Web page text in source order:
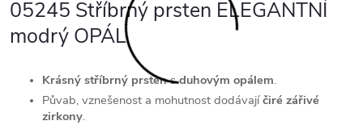
05245 Stříbrný prsten ELEGANTNÍ
modrý OPÁL
Krásný stříbrný prstensduhovým opálem.
Půvab, vznešenost a mohutnost dodávajíčiré zářivé
zirkony.